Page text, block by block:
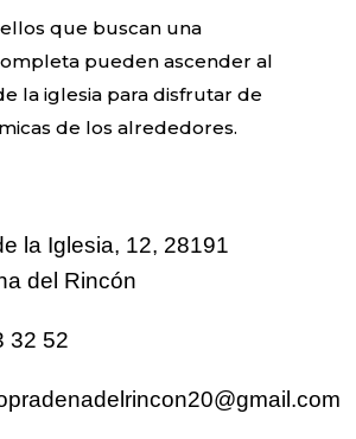
que buscan una
pueden ascender al
la iglesia para disfrutar de
de los alrededores.
la Iglesia, 12, 28191
del Rincón
32 52